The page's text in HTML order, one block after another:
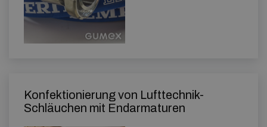
Konfektionierung von Lufttechnik-
Schläuchen mit Endarmaturen